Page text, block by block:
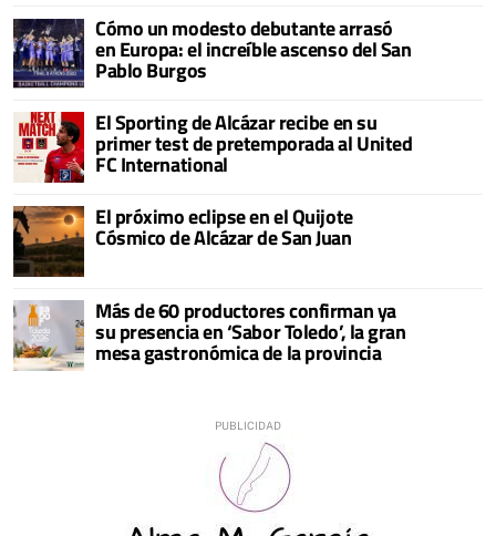
Cómo un modesto debutante arrasó
en Europa: el increíble ascenso del San
Pablo Burgos
El Sporting de Alcázar recibe en su
primer test de pretemporada al United
FC International
El próximo eclipse en el Quijote
Cósmico de Alcázar de San Juan
Más de 60 productores confirman ya
su presencia en ‘Sabor Toledo’, la gran
mesa gastronómica de la provincia